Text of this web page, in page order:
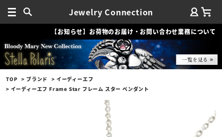
Jewelry Connection
【お知らせ】お荷物のお届け・お問い合わせ業務について
TOP ブランド
イーディーエフ
イーディーエフ Frame Star フレーム スター ペンダント